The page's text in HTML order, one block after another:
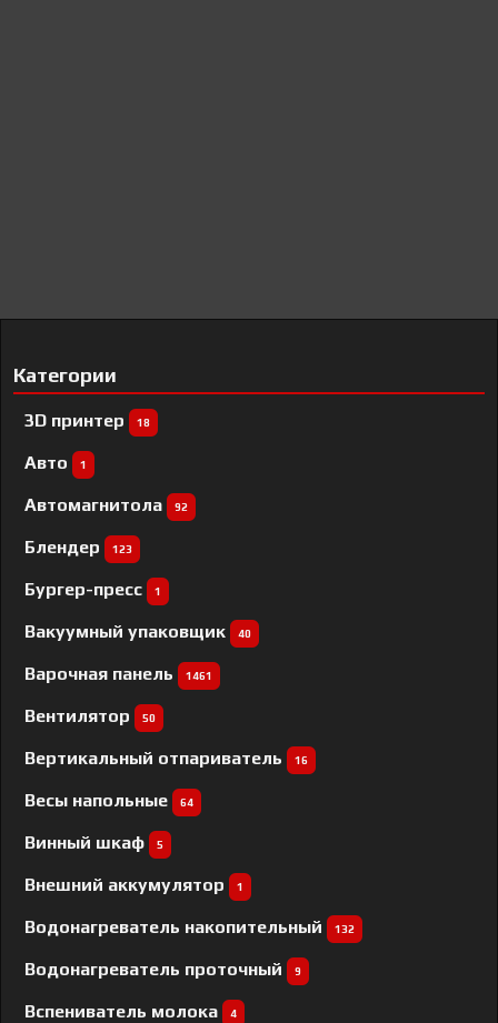
Категории
3D принтер 18
Авто 1
Автомагнитола 92
Блендер 123
Бургер-пресс 1
Вакуумный упаковщик 40
Варочная панель 1461
Вентилятор 50
Вертикальный отпариватель 16
Весы напольные 64
Винный шкаф 5
Внешний аккумулятор 1
Водонагреватель накопительный 132
Водонагреватель проточный 9
Вспениватель молока 4